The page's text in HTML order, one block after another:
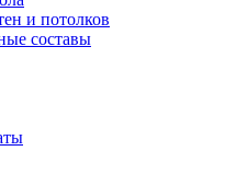
и потолков
составы